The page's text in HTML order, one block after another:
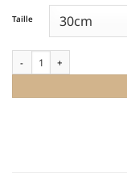
Taille